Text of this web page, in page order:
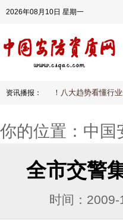
2026年08月10日 星期一
资讯播报：
安防大变天！八大趋势看懂行业
你的位置： 中国
全市交警
时间：